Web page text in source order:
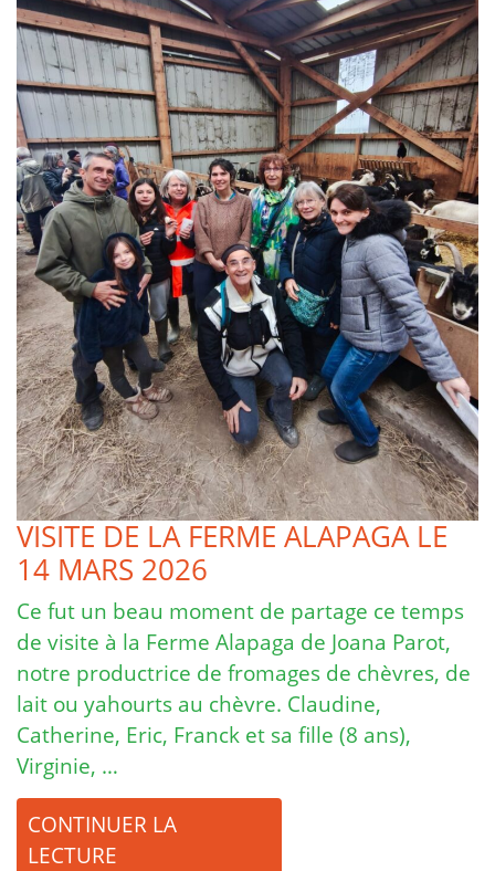
VISITE DE LA FERME ALAPAGA LE
14 MARS 2026
Ce fut un beau moment de partage ce temps
de visite à la Ferme Alapaga de Joana Parot,
notre productrice de fromages de chèvres, de
lait ou yahourts au chèvre. Claudine,
Catherine, Eric, Franck et sa fille (8 ans),
Virginie, …
CONTINUER LA
LECTURE